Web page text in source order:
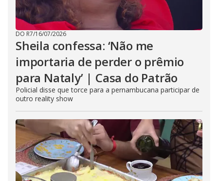
DO R7/16/07/2026
Sheila confessa: ‘Não me
importaria de perder o prêmio
para Nataly’ | Casa do Patrão
Policial disse que torce para a pernambucana participar de
outro reality show